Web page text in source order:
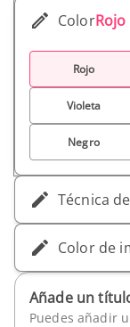
ColorRojo
Rojo
Violeta
Negro
Técnica
Color de
Añade un
Puedes añadir